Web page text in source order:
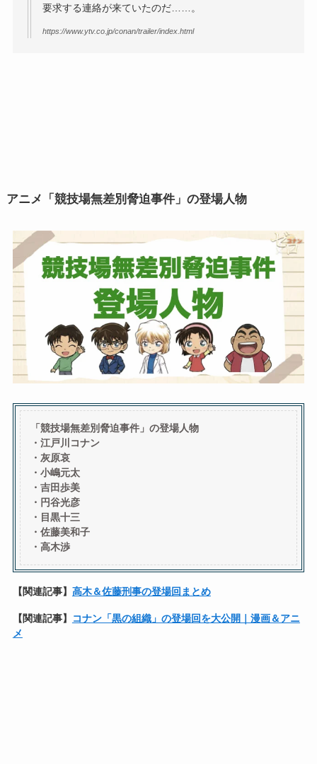
要求する連絡が来ていたのだ……。
https://www.ytv.co.jp/conan/trailer/index.html
アニメ「 競技場無差別脅迫事件」の登場人物
「競技場無差別脅迫事件」の登場人物
・江戸川コナン
・灰原哀
・小嶋元太
・吉田歩美
・円谷光彦
・目黒十三
・佐藤美和子
・高木渉
【関連記事】 高木＆佐藤刑事の登場回まとめ
【関連記事】
コナン「黒の組織」の登場回を大公開｜漫画＆アニ
メ